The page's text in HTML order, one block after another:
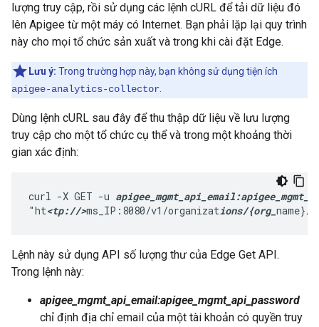
lượng truy cập, rồi sử dụng các lệnh cURL để tải dữ liệu đó
lên Apigee từ một máy có Internet. Bạn phải lặp lại quy trình
này cho mọi tổ chức sản xuất và trong khi cài đặt Edge.
Lưu ý: Trong trường hợp này, bạn không sử dụng tiện ích
apigee-analytics-collector
Dùng lệnh cURL sau đây để thu thập dữ liệu về lưu lượng
truy cập cho một tổ chức cụ thể và trong một khoảng thời
gian xác định:
curl -X GET -u
"ht<tp://>ms_IP:8080/v1/organizations/{org_ name}/
Lệnh này sử dụng API số lượng thư của Edge Get API.
Trong lệnh này:
apigee_mgmt_api_email:apigee_mgmt_api_password
chỉ định địa chỉ email của một tài khoản có quyền truy